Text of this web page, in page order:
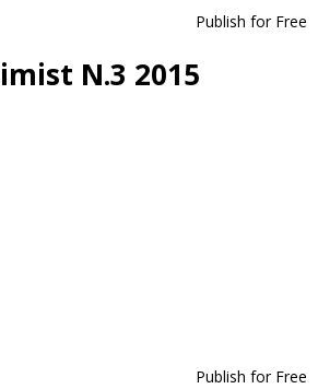
Publish for Free
N.3 2015
Publish for Free